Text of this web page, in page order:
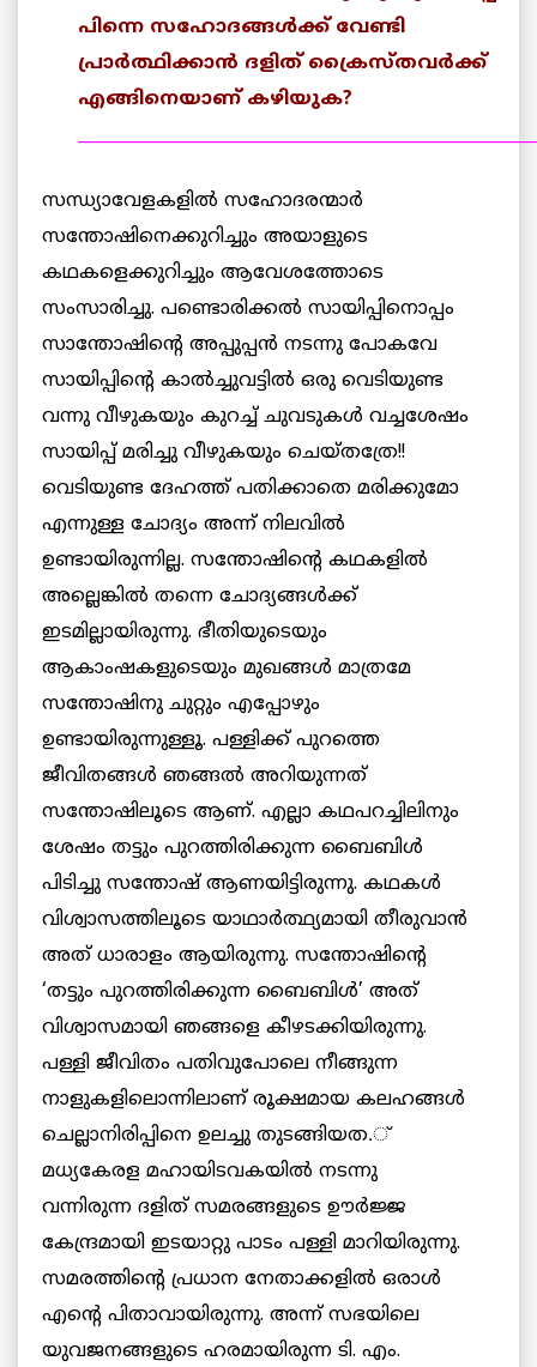
പിന്നെ സഹോദങ്ങള്‍ക്ക് വേണ്ടി
പ്രാര്‍ത്ഥിക്കാന്‍ ദളിത് ക്രൈസ്തവര്‍ക്ക്
എങ്ങിനെയാണ് കഴിയുക?
സന്ധ്യാവേളകളില്‍ സഹോദരന്മാര്‍
സന്തോഷിനെക്കുറിച്ചും അയാളുടെ
കഥകളെക്കുറിച്ചും ആവേശത്തോടെ
സംസാരിച്ചു. പണ്ടൊരിക്കല്‍ സായിപ്പിനൊപ്പം
സാന്തോഷിന്റെ അപ്പുപ്പന്‍ നടന്നു പോകവേ
സായിപ്പിന്റെ കാല്‍ച്ചുവട്ടില്‍ ഒരു വെടിയുണ്ട
വന്നു വീഴുകയും കുറച്ച് ചുവടുകള്‍ വച്ചശേഷം
സായിപ്പ് മരിച്ചു വീഴുകയും ചെയ്തത്രേ!!
വെടിയുണ്ട ദേഹത്ത് പതിക്കാതെ മരിക്കുമോ
എന്നുള്ള ചോദ്യം അന്ന് നിലവില്‍
ഉണ്ടായിരുന്നില്ല. സന്തോഷിന്റെ കഥകളില്‍
അല്ലെങ്കില്‍ തന്നെ ചോദ്യങ്ങള്‍ക്ക്
ഇടമില്ലായിരുന്നു. ഭീതിയുടെയും
ആകാംഷകളുടെയും മുഖങ്ങള്‍ മാത്രമേ
സന്തോഷിനു ചുറ്റും എപ്പോഴും
ഉണ്ടായിരുന്നുള്ളൂ. പള്ളിക്ക് പുറത്തെ
ജീവിതങ്ങള്‍ ഞങ്ങല്‍ അറിയുന്നത്
സന്തോഷിലൂടെ ആണ്. എല്ലാ കഥപറച്ചിലിനും
ശേഷം തട്ടും പുറത്തിരിക്കുന്ന ബൈബിള്‍
പിടിച്ചു സന്തോഷ് ആണയിട്ടിരുന്നു. കഥകള്‍
വിശ്വാസത്തിലൂടെ യാഥാര്‍ത്ഥ്യമായി തീരുവാന്‍
അത് ധാരാളം ആയിരുന്നു. സന്തോഷിന്റെ
‘തട്ടും പുറത്തിരിക്കുന്ന ബൈബിള്‍’ അത്
വിശ്വാസമായി ഞങ്ങളെ കീഴടക്കിയിരുന്നു.
പള്ളി ജീവിതം പതിവുപോലെ നീങ്ങുന്ന
നാളുകളിലൊന്നിലാണ് രൂക്ഷമായ കലഹങ്ങള്‍
ചെല്ലാനിരിപ്പിനെ ഉലച്ചു തുടങ്ങിയത.്
മധ്യകേരള മഹായിടവകയില്‍ നടന്നു
വന്നിരുന്ന ദളിത് സമരങ്ങളുടെ ഊര്‍ജ്ജ
കേന്ദ്രമായി ഇടയാറ്റു പാടം പള്ളി മാറിയിരുന്നു.
സമരത്തിന്റെ പ്രധാന നേതാക്കളില്‍ ഒരാള്‍
എന്റെ പിതാവായിരുന്നു. അന്ന് സഭയിലെ
യുവജനങ്ങളുടെ ഹരമായിരുന്ന ടി. എം.